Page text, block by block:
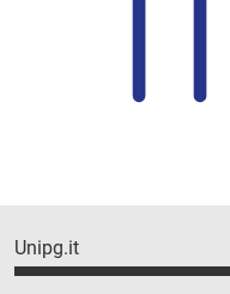
Unipg.it